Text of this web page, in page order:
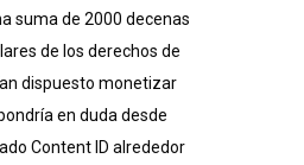
suma de 2000 decenas
de los derechos de
dispuesto monetizar
en duda desde
Content ID alrededor